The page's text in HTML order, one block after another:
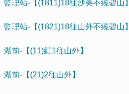
監理站-【(1811)18往沙美不繞碧山】
監理站-【(1821)18往山外不繞碧山】
湖前-【(11)紅1往山外】
湖前-【(21)2往山外】